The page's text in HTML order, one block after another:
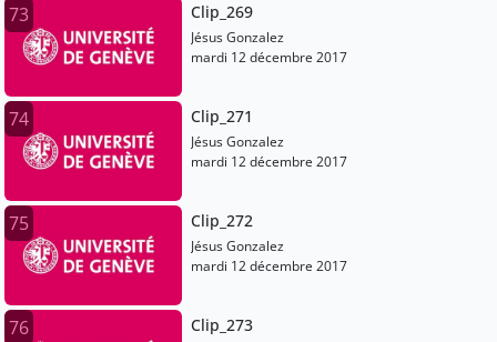
73 Clip_269
Jésus Gonzalez
mardi 12 décembre 2017
74 Clip_271
Jésus Gonzalez
mardi 12 décembre 2017
75 Clip_272
Jésus Gonzalez
mardi 12 décembre 2017
76 Clip_273